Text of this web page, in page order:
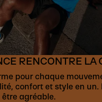
RENCONTRE LA
pour chaque
confort et style en un.
agréable.